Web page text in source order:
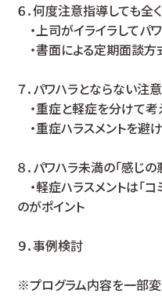
６．何度注意指導しても全
・上司がイライラしてパ
・書面による定期面談方
７．パワハラとならない注
・重症と軽症を分けて考
・重症ハラスメントを避
８．パワハラ未満の「感じ
・軽症ハラスメントは「コ
のがポイント
９．事例検討
※プログラム内容を一部